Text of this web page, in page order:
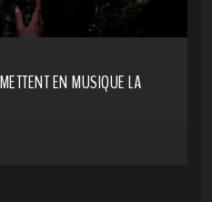
EN MUSIQUE LA